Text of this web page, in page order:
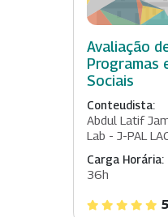
Avaliação
Programas
Sociais
Conteudista:
Abdul Latif
Lab - J-PAL
Carga Horária:
36h